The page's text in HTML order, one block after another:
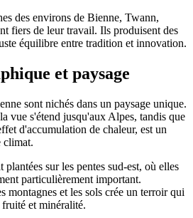
des environs de Bienne, Twann,
fiers de leur travail. Ils produisent des
équilibre entre tradition et innovation.
et paysage
sont nichés dans un paysage unique.
vue s'étend jusqu'aux Alpes, tandis que
d'accumulation de chaleur, est un
climat.
sur les pentes sud-est, où elles
particulièrement important.
montagnes et les sols crée un terroir qui
et minéralité.